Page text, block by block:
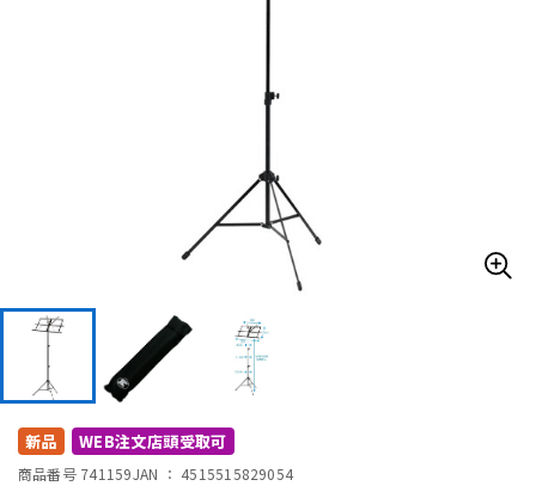
新品 WEB注文店頭受取可
商品番号 741159JAN ： 4515515829054